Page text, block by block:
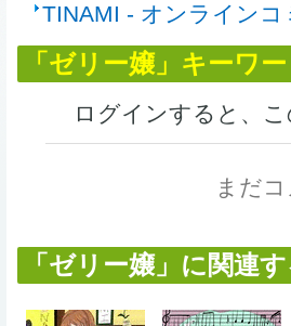
TINAMI - オンライン
「ゼリー嬢」キーワ
ログインすると、
まだ
「ゼリー嬢」に関連